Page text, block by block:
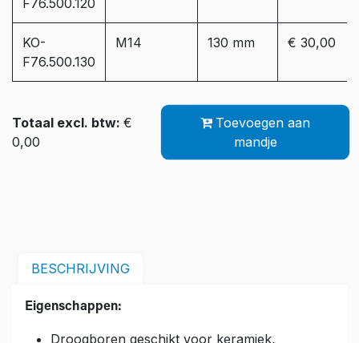
KO-
F76.500.130
M14 130 mm € 30,00
Totaal excl. btw: €
0,00
Toevoegen aan
mandje
BESCHRIJVING
Eigenschappen:
Droogboren geschikt voor keramiek,